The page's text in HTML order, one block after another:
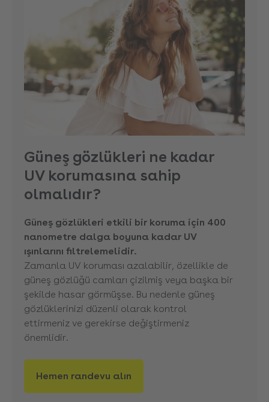
Güneş gözlükleri ne kadar
UV korumasına sahip
olmalıdır?
Güneş gözlükleri etkili bir koruma için 400
nanometre dalga boyuna kadar UV
ışınlarını filtrelemelidir.
Zamanla UV koruması azalabilir, özellikle de
güneş gözlüğü camları çizilmiş veya başka bir
şekilde hasar görmüşse. Bu nedenle güneş
gözlüklerinizi düzenli olarak kontrol
ettirmeniz ve gerekirse değiştirmeniz
önemlidir.
Hemen randevu alın